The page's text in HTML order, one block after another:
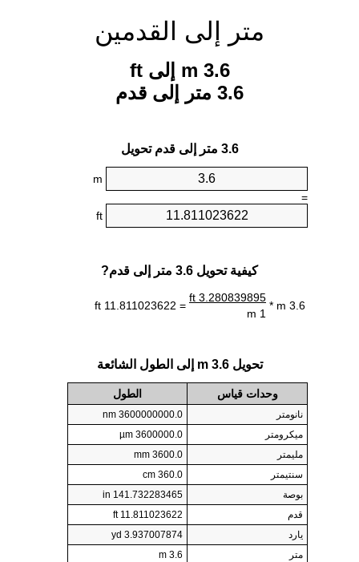
متر إلى القدمين
3.6 m إلى ft
3.6 متر إلى قدم
3.6 متر إلى قدم تحويل
m
=
ft
كيفية تحويل 3.6 متر إلى قدم?
3.6 m *
3.280839895 ft
= 11.811023622 ft
1 m
تحويل 3.6 m إلى الطول الشائعة
وحدات قياس الطول
نانومتر
3600000000.0 nm
ميكرومتر
3600000.0 µm
مليمتر
3600.0 mm
سنتيمتر
360.0 cm
بوصة
141.732283465 in
قدم
11.811023622 ft
يارد
3.937007874 yd
متر
3.6 m